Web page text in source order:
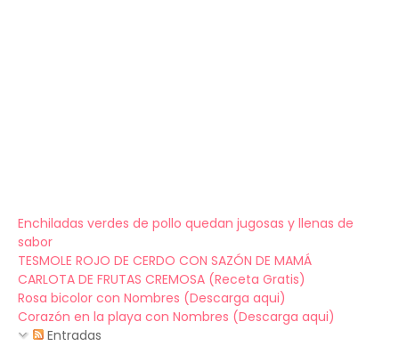
Enchiladas verdes de pollo quedan jugosas y llenas de
sabor
TESMOLE ROJO DE CERDO CON SAZÓN DE MAMÁ
CARLOTA DE FRUTAS CREMOSA (Receta Gratis)
Rosa bicolor con Nombres (Descarga aqui)
Corazón en la playa con Nombres (Descarga aqui)
Entradas